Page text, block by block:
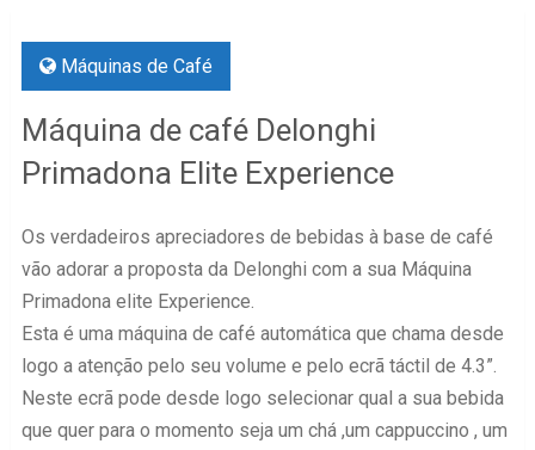
Máquinas de Café
Máquina de café Delonghi
Primadona Elite Experience
Os verdadeiros apreciadores de bebidas à base de café
vão adorar a proposta da Delonghi com a sua Máquina
Primadona elite Experience.
Esta é uma máquina de café automática que chama desde
logo a atenção pelo seu volume e pelo ecrã táctil de 4.3”.
Neste ecrã pode desde logo selecionar qual a sua bebida
que quer para o momento seja um chá ,um cappuccino , um